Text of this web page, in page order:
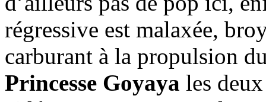
régressive est malaxée,
carburant à la propulsion
Princesse Goyaya les